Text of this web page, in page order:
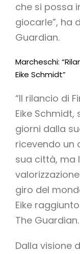
che si possa
giocarle”, ha
Guardian.
Marcheschi:
Eike Schmidt”
“Il rilancio di
Eike
giorni dalla
ricevendo un
sua città, ma
giro del
Eike
The Guardian.
Dalla visione